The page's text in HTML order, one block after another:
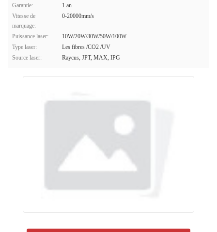
Garantie:
1 an
Vitesse de
marquage:
0-20000mm/s
Puissance laser:
10W/20W/30W/50W/100W
Type laser:
Les fibres /CO2 /UV
Source laser:
Raycus, JPT, MAX, IPG